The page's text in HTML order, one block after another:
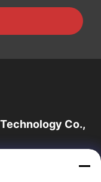
Co.,
en exporteur van
volledige lijn van